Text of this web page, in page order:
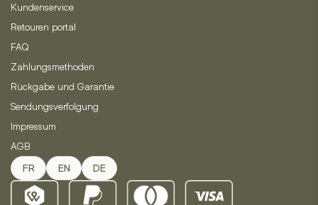
Kundenservice
Retouren portal
FAQ
Zahlungsmethoden
Rückgabe und Garantie
Sendungsverfolgung
Impressum
AGB
FR EN DE